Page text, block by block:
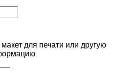
для печати или другую